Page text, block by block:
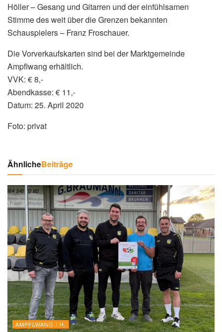
Höller – Gesang und Gitarren und der einfühlsamen
Stimme des weit über die Grenzen bekannten
Schauspielers – Franz Froschauer.
Die Vorverkaufskarten sind bei der Marktgemeinde
Ampflwang erhältlich.
VVK: € 8,-
Abendkasse: € 11,-
Datum: 25. April 2020
Foto: privat
ÄhnlicheBeiträge
AMPFLWANG I.H.